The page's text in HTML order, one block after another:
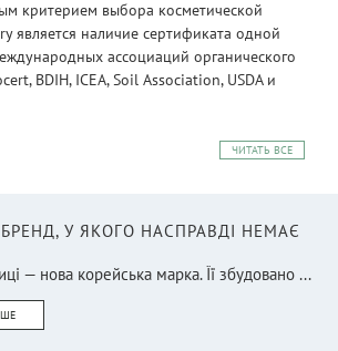
критерием выбора косметической
является наличие сертификата одной
ассоциаций органического
BDIH, ICEA, Soil Association, USDA и
ЧИТАТЬ ВСЕ
БРЕНД, У ЯКОГО НАСПРАВДІ НЕМАЄ
— нова корейська марка. Її збудовано ...